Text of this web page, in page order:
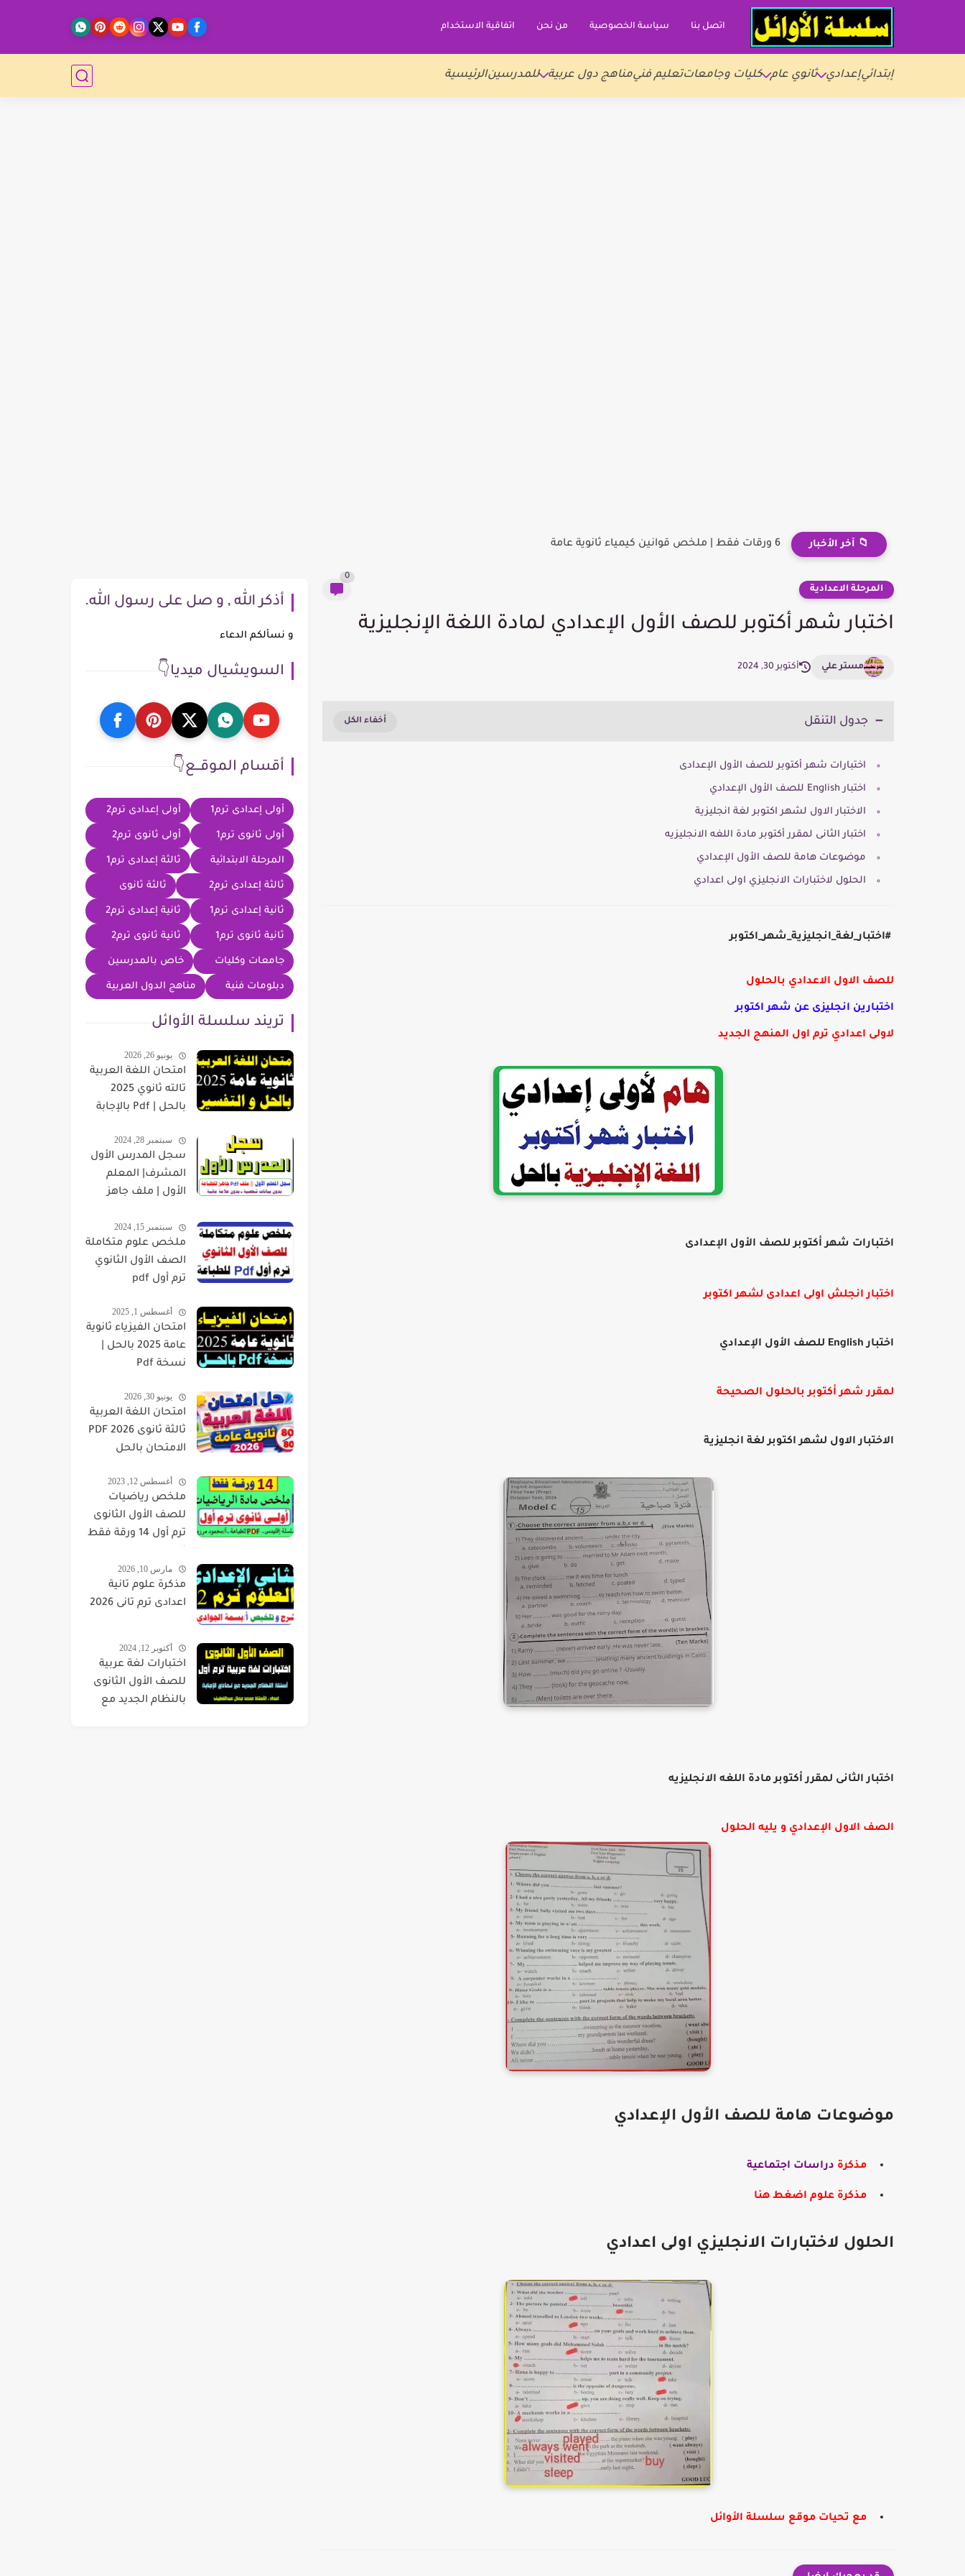
اتصل بنا سياسة الخصوصية من نحن اتفاقية الاستخدام
إبتدائيإعدادي ثانوي عام كليات وجامعاتتعليم فنيمناهج دول عربية للمدرسينالرئيسية
📁 آخر الأخبار 6 ورقات فقط | ملخص قوانين كيمياء ثانوية عامة
المرحلة الاعدادية
0
اختبار شهر أكتوبر للصف الأول الإعدادي لمادة اللغة الإنجليزية
مستر علي أكتوبر 30, 2024
جدول التنقل
اختبارات شهر أكتوبر للصف الأول الإعدادى
اختبار English للصف الأول الإعدادي
الاختبار الاول لشهر اكتوبر لغة انجليزية
اختبار الثانى لمقرر أكتوبر مادة اللغه الانجليزيه
موضوعات هامة للصف الأول الإعدادي
الحلول لاختبارات الانجليزي اولى اعدادي
#اختبار_لغة_انجليزية_شهر_اكتوبر
للصف الاول الاعدادي بالحلول
اختبارين انجليزى عن شهر اكتوبر
لاولى اعدادي ترم اول المنهج الجديد
اختبارات شهر أكتوبر للصف الأول الإعدادى
اختبار انجلش اولى اعدادى لشهر اكتوبر
اختبار English للصف الأول الإعدادي
لمقرر شهر أكتوبر بالحلول الصحيحة
الاختبار الاول لشهر اكتوبر لغة انجليزية
اختبار الثانى لمقرر أكتوبر مادة اللغه الانجليزيه
الصف الاول الإعدادي و يليه الحلول
موضوعات هامة للصف الأول الإعدادي
مذكرة دراسات اجتماعية
مذكرة علوم اضغط هنا
الحلول لاختبارات الانجليزي اولى اعدادي
مع تحيات موقع سلسلة الأوائل
أذكر الله , و صل على رسول الله.
و نسألكم الدعاء
السويشيال ميديا👇
أقسام الموقــع👇
أولى إعدادى ترم1 أولى إعدادى ترم2
أولى ثانوى ترم1 أولى ثانوى ترم2
المرحلة الابتدائية ثالثة إعدادى ترم1
ثالثة إعدادى ترم2 ثالثة ثانوى
ثانية إعدادى ترم1 ثانية إعدادى ترم2
ثانية ثانوى ترم1 ثانية ثانوى ترم2
جامعات وكليات خاص بالمدرسين
دبلومات فنية مناهج الدول العربية
تريند سلسلة الأوائل
يونيو 26, 2026
امتحان اللغة العربية
تالته ثانوي 2025
بالحل | Pdf بالإجابة
سبتمبر 28, 2024
سجل المدرس الأول
المشرف| المعلم
الأول | ملف جاهز
شخصية
سبتمبر 15, 2024
ملخص علوم متكاملة
الصف الأول الثانوي
ترم أول pdf
أغسطس 1, 2025
امتحان الفيزياء ثانوية
عامة 2025 بالحل |
نسخة Pdf
يونيو 30, 2026
امتحان اللغة العربية
ثالثة ثانوى 2026 PDF
الامتحان بالحل
أغسطس 12, 2023
ملخص رياضيات
للصف الأول الثانوى
ترم أول 14 ورقة فقط
مارس 10, 2026
مذكرة علوم تانية
اعدادى ترم تانى 2026
أكتوبر 12, 2024
اختبارات لغة عربية
للصف الأول الثانوى
بالنظام الجديد مع